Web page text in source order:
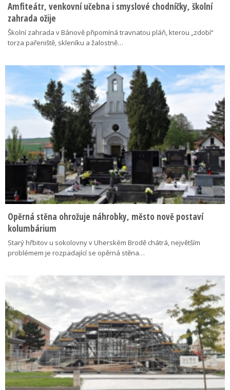
Amfiteátr, venkovní učebna i smyslové chodníčky, školní
zahrada ožije
Školní zahrada v Bánově připomíná travnatou pláň, kterou „zdobí“
torza pařeniště, skleníku a žalostně…
Opěrná stěna ohrožuje náhrobky, město nově postaví
kolumbárium
Starý hřbitov u sokolovny v Uherském Brodě chátrá, největším
problémem je rozpadající se opěrná stěna…